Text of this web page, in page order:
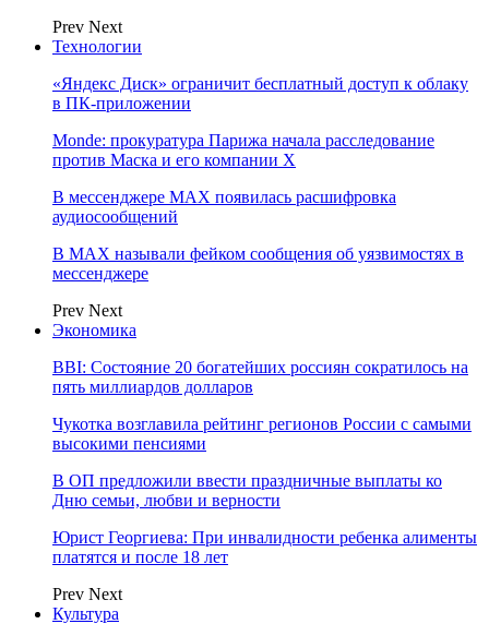
Prev Next
Технологии
«Яндекс Диск» ограничит бесплатный доступ к облаку
в ПК-приложении
Monde: прокуратура Парижа начала расследование
против Маска и его компании X
В мессенджере MAX появилась расшифровка
аудиосообщений
В МAX называли фейком сообщения об уязвимостях в
мессенджере
Prev Next
Экономика
BBI: Состояние 20 богатейших россиян сократилось на
пять миллиардов долларов
Чукотка возглавила рейтинг регионов России с самыми
высокими пенсиями
В ОП предложили ввести праздничные выплаты ко
Дню семьи, любви и верности
Юрист Георгиева: При инвалидности ребенка алименты
платятся и после 18 лет
Prev Next
Культура